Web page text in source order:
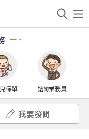
保單 諮詢業務員
我要發問